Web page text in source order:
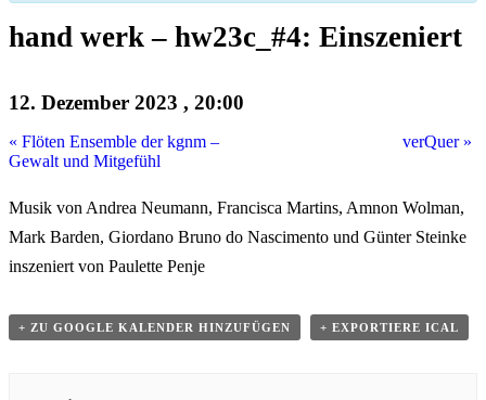
hand werk – hw23c_#4: Einszeniert
12. Dezember 2023 , 20:00
« Flöten Ensemble der kgnm –
Gewalt und Mitgefühl
verQuer »
Musik von Andrea Neumann, Francisca Martins, Amnon Wolman,
Mark Barden, Giordano Bruno do Nascimento und Günter Steinke
inszeniert von Paulette Penje
+ ZU GOOGLE KALENDER HINZUFÜGEN + EXPORTIERE ICAL